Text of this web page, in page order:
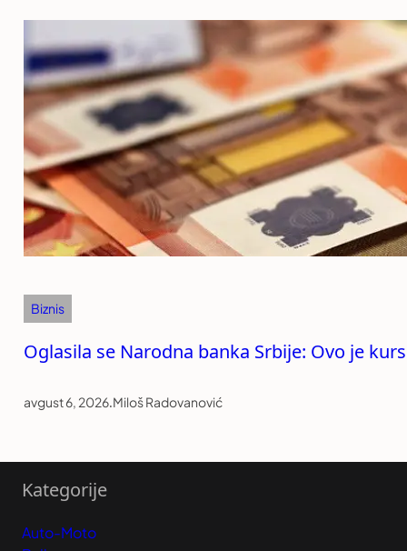
Biznis
Oglasila se Narodna banka Srbije: Ovo je
avgust 6, 2026.Miloš Radovanović
Kategorije
Auto-Moto